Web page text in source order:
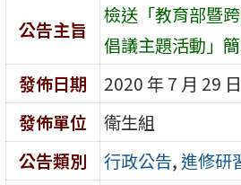
公告主旨
檢送「教育部暨
倡議主題活動」
發佈日期
2020 年 7 月 29 日
發佈單位
衛生組
公告類別
行政公告,進修研